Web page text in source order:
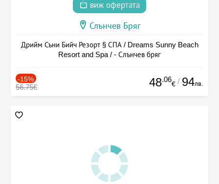
виж офертата
Слънчев Бряг
Дрийм Съни Бийч Резорт § СПА / Dreams Sunny Beach
Resort and Spa / - Слънчев бряг
-15%
56.75€ 48.06
€ / 94лв.